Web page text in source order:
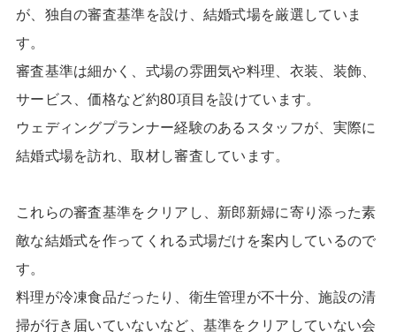
が、独自の審査基準を設け、結婚式場を厳選していま
す。
審査基準は細かく、式場の雰囲気や料理、衣装、装飾、
サービス、価格など約80項目を設けています。
ウェディングプランナー経験のあるスタッフが、実際に
結婚式場を訪れ、取材し審査しています。
これらの審査基準をクリアし、新郎新婦に寄り添った素
敵な結婚式を作ってくれる式場だけを案内しているので
す。
料理が冷凍食品だったり、衛生管理が不十分、施設の清
掃が行き届いていないなど、基準をクリアしていない会